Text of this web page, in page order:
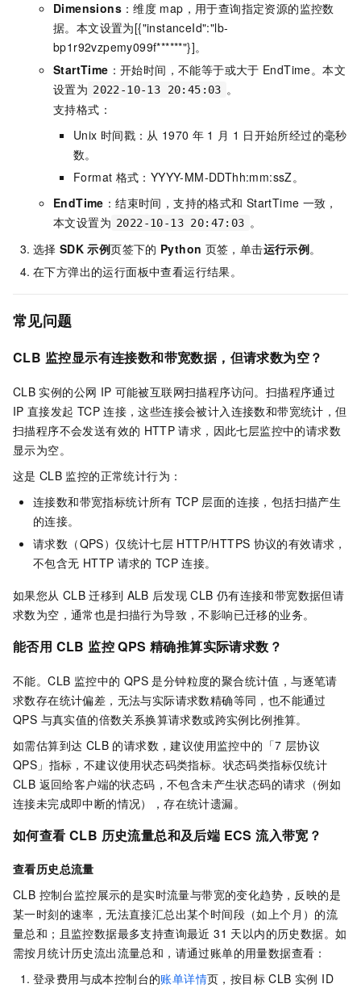
Dimensions ：维度 map，用于查询指定资源的监控数
据。本文设置为[{"instanceId":"lb-
bp1r92vzpemy099f******"}]。
StartTime ：开始时间，不能等于或大于 EndTime。本文
设置为 2022-10-13 20:45:03 。
支持格式：
Unix 时间戳：从 1970 年 1 月 1 日开始所经过的毫秒
数。
Format 格式：YYYY-MM-DDThh:mm:ssZ。
EndTime ：结束时间，支持的格式和 StartTime 一致，
本文设置为 2022-10-13 20:47:03 。
选择 SDK 示例页签下的 Python 页签，单击运行示例。
在下方弹出的运行面板中查看运行结果。
常见问题
CLB 监控显示有连接数和带宽数据，但请求数为空？
CLB 实例的公网 IP 可能被互联网扫描程序访问。扫描程序通过
IP 直接发起 TCP 连接，这些连接会被计入连接数和带宽统计，但
扫描程序不会发送有效的 HTTP 请求，因此七层监控中的请求数
显示为空。
这是 CLB 监控的正常统计行为：
连接数和带宽指标统计所有 TCP 层面的连接，包括扫描产生
的连接。
请求数（QPS）仅统计七层 HTTP/HTTPS 协议的有效请求，
不包含无 HTTP 请求的 TCP 连接。
如果您从 CLB 迁移到 ALB 后发现 CLB 仍有连接和带宽数据但请
求数为空，通常也是扫描行为导致，不影响已迁移的业务。
能否用 CLB 监控 QPS 精确推算实际请求数？
不能。CLB 监控中的 QPS 是分钟粒度的聚合统计值，与逐笔请
求数存在统计偏差，无法与实际请求数精确等同，也不能通过
QPS 与真实值的倍数关系换算请求数或跨实例比例推算。
如需估算到达 CLB 的请求数，建议使用监控中的「7 层协议
QPS」指标，不建议使用状态码类指标。状态码类指标仅统计
CLB 返回给客户端的状态码，不包含未产生状态码的请求（例如
连接未完成即中断的情况），存在统计遗漏。
如何查看 CLB 历史流量总和及后端 ECS 流入带宽？
查看历史总流量
CLB 控制台监控展示的是实时流量与带宽的变化趋势，反映的是
某一时刻的速率，无法直接汇总出某个时间段（如上个月）的流
量总和；且监控数据最多支持查询最近 31 天以内的历史数据。如
需按月统计历史流出流量总和，请通过账单的用量数据查看：
登录费用与成本控制台的账单详情页，按目标 CLB 实例 ID